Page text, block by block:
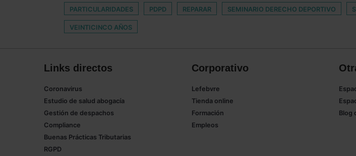
PARTICULARIDADES PDPD REPARAR SEMINARIO DERECHO DEPORTIVO
VEINTICINCO AÑOS
Links directos
Coronavirus
Estudio de salud abogacía
Gestión de despachos
Compliance
Buenas Prácticas Tributarias
RGPD
Corporativo
Lefebvre
Tienda online
Formación
Empleos
Blog